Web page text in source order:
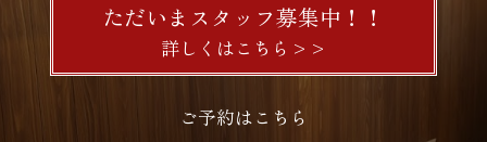
ただいまスタッフ募集中！！
詳しくはこちら>>
ご予約はこちら